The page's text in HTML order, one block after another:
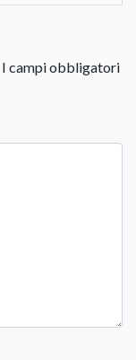
I campi obbligatori